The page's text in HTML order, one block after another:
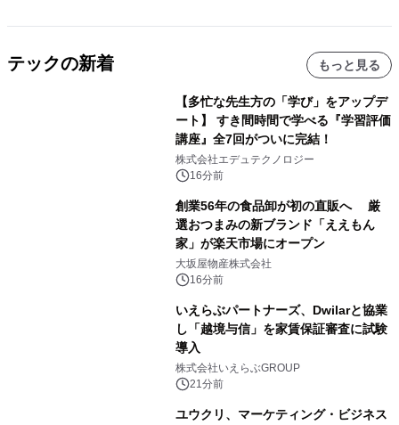
テックの新着 もっと見る
【多忙な先生方の「学び」をアップデ
ート】 すき間時間で学べる『学習評価
講座』全7回がついに完結！
株式会社エデュテクノロジー
16分前
創業56年の食品卸が初の直販へ 厳
選おつまみの新ブランド「ええもん
家」が楽天市場にオープン
大坂屋物産株式会社
16分前
いえらぶパートナーズ、Dwilarと協業
し「越境与信」を家賃保証審査に試験
導入
株式会社いえらぶGROUP
21分前
ユウクリ、マーケティング・ビジネス